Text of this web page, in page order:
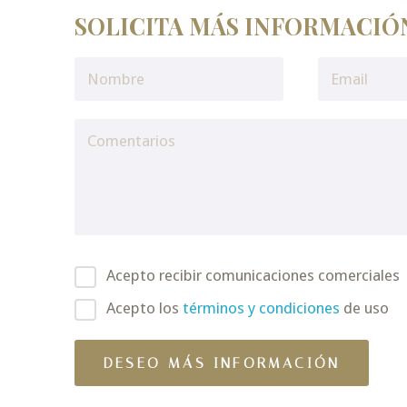
SOLICITA MÁS
Acepto recibir comunicaciones comerciales
Acepto los términos y condiciones de uso